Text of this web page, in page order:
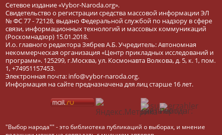
Сетевое издание «Vybor-Naroda.org».
Свидетельство о регистрации средства массовой информации ЭЛ
№ ФС 77 - 72128, выдано Федеральной службой по надзору в сфере
связи, информационных технологий и массовых коммуникаций
(Роскомнадзор) 15.01.2018.
И.о. главного редактора Зябрев А.Б. Учредитель: Автономная
некоммерческая организация «Центр прикладных исследований и
программ». 125299, г.Москва, ул. Космонавта Волкова, д. 5, к. 1, пом.
1, +74951157453.
Электронная почта: info@vybor-naroda.org.
Информация на сайте предназначена для лиц старше 16 лет.
"Выбор народа"" - это библиотека публикаций о выборах, и мнение